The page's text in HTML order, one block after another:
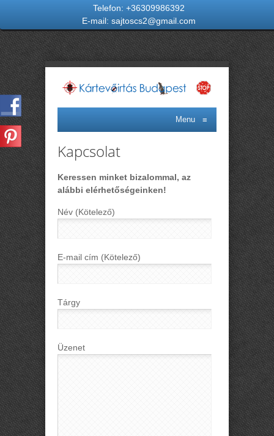
Menu ≡
Kapcsolat
Keressen minket bizalommal, az
alábbi elérhetőségeinken!
Név (Kötelező)
E-mail cím (Kötelező)
Tárgy
Üzenet
Telefon: +36309986392
E-mail: sajtoscs2@gmail.com